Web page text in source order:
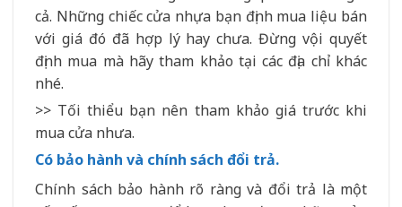
cả. Những chiếc cửa nhựa bạn định mua liệu bán
với giá đó đã hợp lý hay chưa. Đừng vội quyết
định mua mà hãy tham khảo tại các địa chỉ khác
nhé.
>> Tối thiểu bạn nên tham khảo giá trước khi
mua cửa nhưa.
Có bảo hành và chính sách đổi trả.
Chính sách bảo hành rõ ràng và đổi trả là một